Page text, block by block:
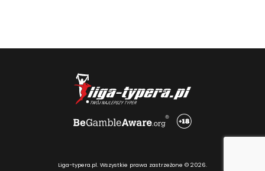
Liga-typera.pl. Wszystkie prawa zastrzeżone © 2026.